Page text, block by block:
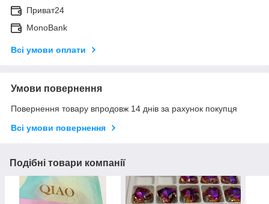
Приват24
MonoBank
Всі умови оплати
Умови повернення
Повернення товару впродовж 14 днів за рахунок покупця
Всі умови повернення
Подібні товари компанії